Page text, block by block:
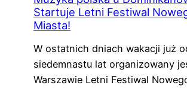
Startuje Letni Festiwal
Miasta!
W ostatnich dniach wakacji już
siedemnastu lat organizowany
Warszawie Letni Festiwal